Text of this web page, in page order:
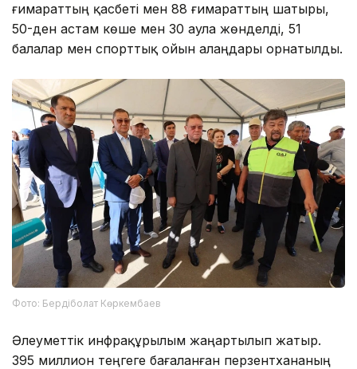
ғимараттың қасбеті мен 88 ғимараттың шатыры,
50-ден астам көше мен 30 аула жөнделді, 51
балалар мен спорттық ойын алаңдары орнатылды.
Фото: Бердіболат Көркембаев
Әлеуметтік инфрақұрылым жаңартылып жатыр.
395 миллион теңгеге бағаланған перзентхананың